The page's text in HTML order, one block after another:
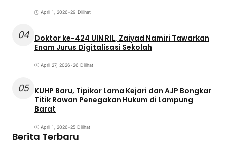
April 1, 2026•29 Dilihat
04 Doktor ke-424 UIN RIL, Zaiyad Namiri Tawarkan
Enam Jurus Digitalisasi Sekolah
April 27, 2026•26 Dilihat
05 KUHP Baru, Tipikor Lama Kejari dan AJP Bongkar
Titik Rawan Penegakan Hukum di Lampung
Barat
April 1, 2026•25 Dilihat
Berita Terbaru